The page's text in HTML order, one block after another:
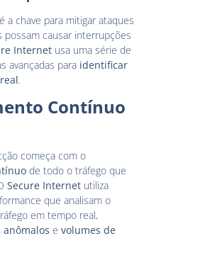
a chave para mitigar ataques
possam causar interrupções
Internet usa uma série de
avançadas para identificar
.
Contínuo
começa com o
de todo o tráfego que
Secure Internet utiliza
que analisam o
em tempo real,
anômalos evolumes de